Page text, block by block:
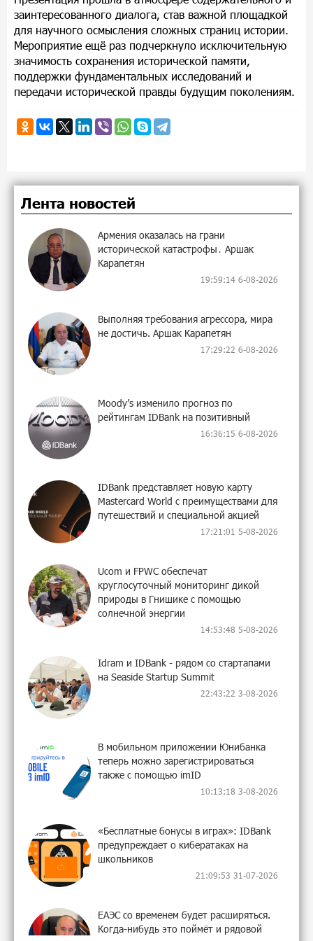
заинтересованного диалога, став важной площадкой
для научного осмысления сложных страниц истории.
Мероприятие ещё раз подчеркнуло исключительную
значимость сохранения исторической памяти,
поддержки фундаментальных исследований и
передачи исторической правды будущим поколениям.
Лента новостей
Армения оказалась на грани
исторической катастрофы․ Аршак
Карапетян
19:59:14 6-08-2026
Выполняя требования агрессора, мира
не достичь. Аршак Карапетян
17:29:22 6-08-2026
Moody’s изменило прогноз по
рейтингам IDBank на позитивный
16:36:15 6-08-2026
IDBank представляет новую карту
Mastercard World с преимуществами для
путешествий и специальной акцией
17:21:01 5-08-2026
Ucom и FPWC обеспечат
круглосуточный мониторинг дикой
природы в Гнишике с помощью
солнечной энергии
14:53:48 5-08-2026
Idram и IDBank - рядом со стартапами
на Seaside Startup Summit
22:43:22 3-08-2026
В мобильном приложении Юнибанка
теперь можно зарегистрироваться
также с помощью imID
10:13:18 3-08-2026
«Бесплатные бонусы в играх»: IDBank
предупреждает о кибератаках на
школьников
21:09:53 31-07-2026
ЕАЭС со временем будет расширяться.
Когда-нибудь это поймёт и рядовой